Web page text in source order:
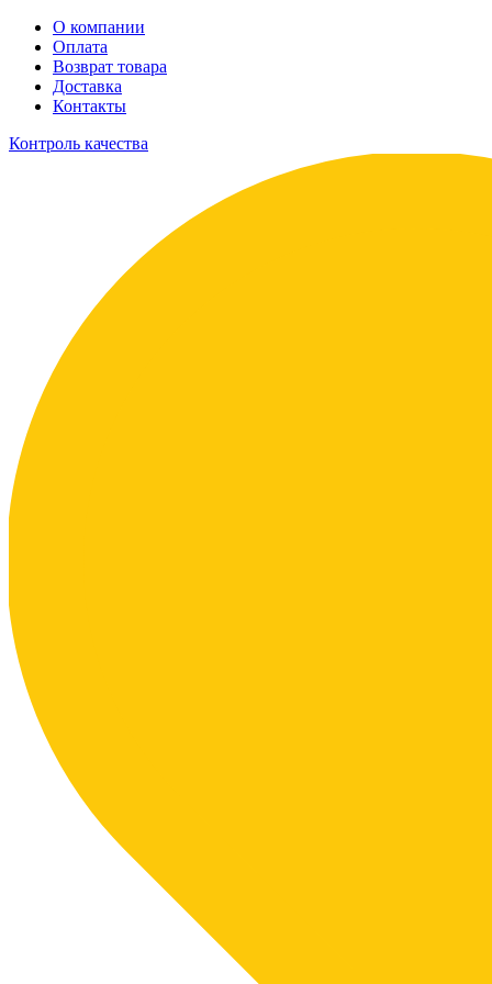
О компании
Оплата
Возврат товара
Доставка
Контакты
Контроль качества